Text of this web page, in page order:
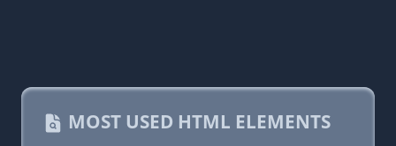
MOST USED HTML ELEMENTS